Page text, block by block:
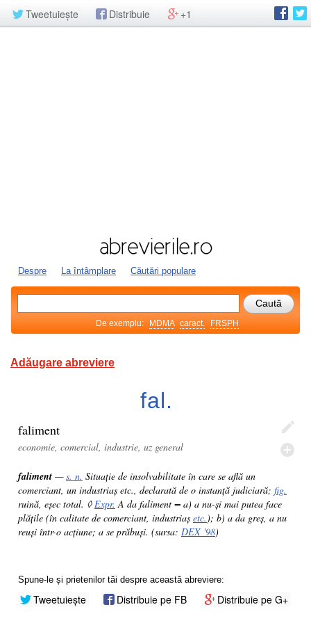
Tweetuiește Distribuie +1
Despre La întâmplare Căutări populare
De exemplu: MDMA caract. FRSPH
Adăugare abreviere
fal.
faliment
economie, comercial, industrie, uz general
faliment —s. n. Situație de insolvabilitate în care se află un
comerciant, un industriaș etc., declarată de o instanță judiciară; fig.
ruină, eșec total. ◊Expr. A da faliment = a) a nu-și mai putea face
plățile (în calitate de comerciant, industriaș etc. ); b) a da greș, a nu
reuși într-o acțiune; a se prăbuși. (sursa: DEX '98)
Spune-le și prietenilor tăi despre această abreviere:
Tweetuiește Distribuie pe FB Distribuie pe G+